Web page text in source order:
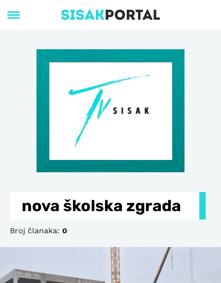
nova školska zgrada
Broj članaka: 0